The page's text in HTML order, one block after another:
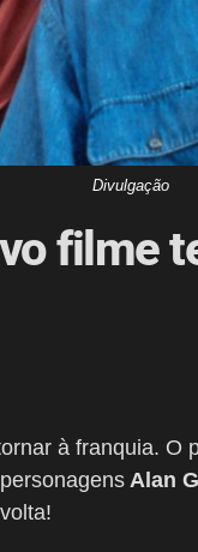
Divulgação
filme
à franquia. O
Alan